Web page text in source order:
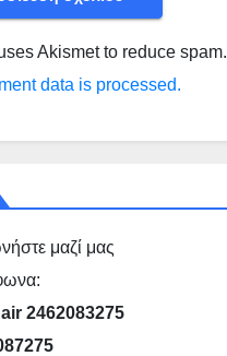
Akismet to reduce spam.
data is processed.
μαζί μας
2462083275